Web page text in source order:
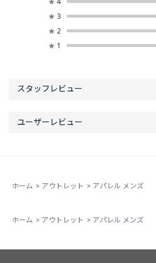
★ 3
★ 2
★ 1
ホーム > アウトレット > アパレル メンズ
ホーム > アウトレット > アパレル メンズ